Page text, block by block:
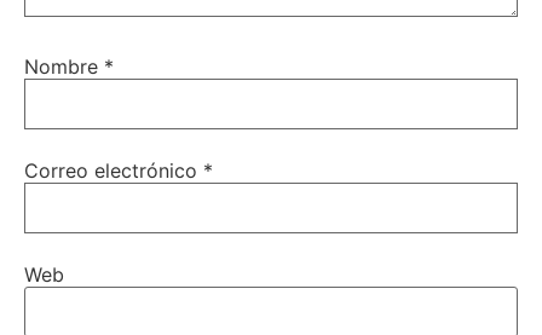
Nombre *
Correo electrónico *
Web